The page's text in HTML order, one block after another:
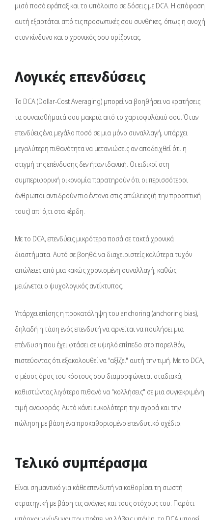
μισό ποσό εφάπαξ και το υπόλοιπο σε δόσεις με DCA. Η απόφαση
αυτή εξαρτάται από τις προσωπικές σου συνθήκες, όπως η ανοχή
στον κίνδυνο και ο χρονικός σου ορίζοντας.
Λογικές επενδύσεις
Το DCA (Dollar-Cost Averaging) μπορεί να βοηθήσει να κρατήσεις
τα συναισθήματά σου μακριά από το χαρτοφυλάκιό σου. Όταν
επενδύεις ένα μεγάλο ποσό σε μια μόνο συναλλαγή, υπάρχει
μεγαλύτερη πιθανότητα να μετανιώσεις αν αποδειχθεί ότι η
στιγμή της επένδυσης δεν ήταν ιδανική. Οι ειδικοί στη
συμπεριφορική οικονομία παρατηρούν ότι οι περισσότεροι
άνθρωποι αντιδρούν πιο έντονα στις απώλειες (ή την προοπτική
τους) απ' ό,τι στα κέρδη.
Με το DCA, επενδύεις μικρότερα ποσά σε τακτά χρονικά
διαστήματα. Αυτό σε βοηθά να διαχειριστείς καλύτερα τυχόν
απώλειες από μια κακώς χρονισμένη συναλλαγή, καθώς
μειώνεται ο ψυχολογικός αντίκτυπος.
Υπάρχει επίσης η προκατάληψη του anchoring (anchoring bias),
δηλαδή η τάση ενός επενδυτή να αρνείται να πουλήσει μια
επένδυση που έχει φτάσει σε υψηλό επίπεδο στο παρελθόν,
πιστεύοντας ότι εξακολουθεί να "αξίζει" αυτή την τιμή. Με το DCA,
ο μέσος όρος του κόστους σου διαμορφώνεται σταδιακά,
καθιστώντας λιγότερο πιθανό να "κολλήσεις" σε μια συγκεκριμένη
τιμή αναφοράς. Αυτό κάνει ευκολότερη την αγορά και την
πώληση με βάση ένα προκαθορισμένο επενδυτικό σχέδιο.
Τελικό συμπέρασμα
Είναι σημαντικό για κάθε επενδυτή να καθορίσει τη σωστή
στρατηγική με βάση τις ανάγκες και τους στόχους του. Παρότι